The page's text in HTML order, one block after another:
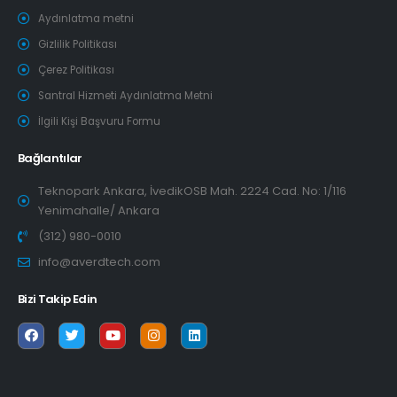
Aydınlatma metni
Gizlilik Politikası
Çerez Politikası
Santral Hizmeti Aydınlatma Metni
İlgili Kişi Başvuru Formu
Bağlantılar
Teknopark Ankara, İvedikOSB Mah. 2224 Cad. No: 1/116
Yenimahalle/ Ankara
(312) 980-0010
info@averdtech.com
Bizi Takip Edin